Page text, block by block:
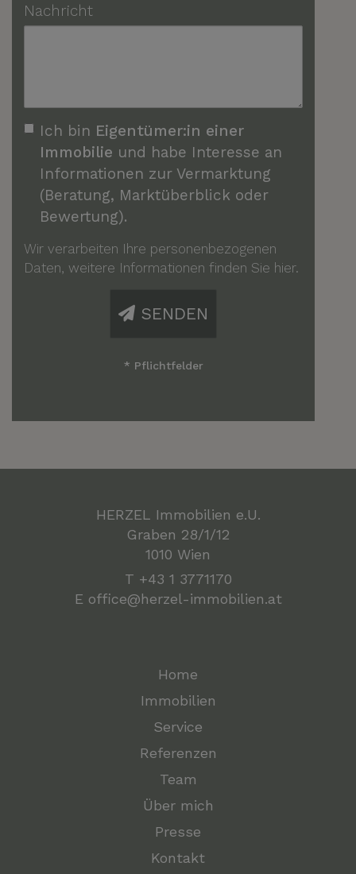
Nachricht
Ich bin Eigentümer:in einer
Immobilie und habe Interesse an
Informationen zur Vermarktung
(Beratung, Marktüberblick oder
Bewertung).
Wir verarbeiten Ihre personenbezogenen
Daten, weitere Informationen finden Sie hier.
SENDEN
* Pflichtfelder
HERZEL Immobilien e.U.
Graben 28/1/12
1010 Wien
T +43 1 3771170
E office@herzel-immobilien.at
Home
Immobilien
Service
Referenzen
Team
Über mich
Presse
Kontakt